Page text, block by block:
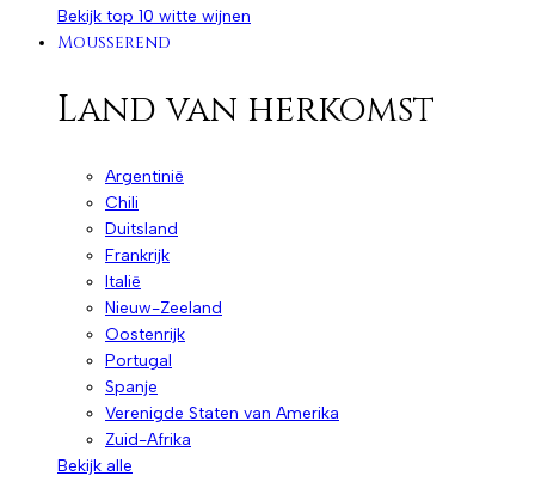
Bekijk top 10 witte wijnen
Mousserend
Land van herkomst
Argentinië
Chili
Duitsland
Frankrijk
Italië
Nieuw-Zeeland
Oostenrijk
Portugal
Spanje
Verenigde Staten van Amerika
Zuid-Afrika
Bekijk alle